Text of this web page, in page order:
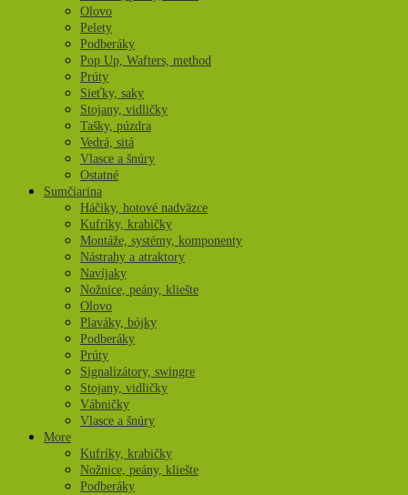
Olovo
Pelety
Podberáky
Pop Up, Wafters, method
Prúty
Sieťky, saky
Stojany, vidličky
Tašky, púzdra
Vedrá, sitá
Vlasce a šnúry
Ostatné
Sumčiarina
Háčiky, hotové nadväzce
Kufríky, krabičky
Montáže, systémy, komponenty
Nástrahy a atraktory
Navíjaky
Nožnice, peány, kliešte
Olovo
Plaváky, bójky
Podberáky
Prúty
Signalizátory, swingre
Stojany, vidličky
Vábničky
Vlasce a šnúry
More
Kufríky, krabičky
Nožnice, peány, kliešte
Podberáky